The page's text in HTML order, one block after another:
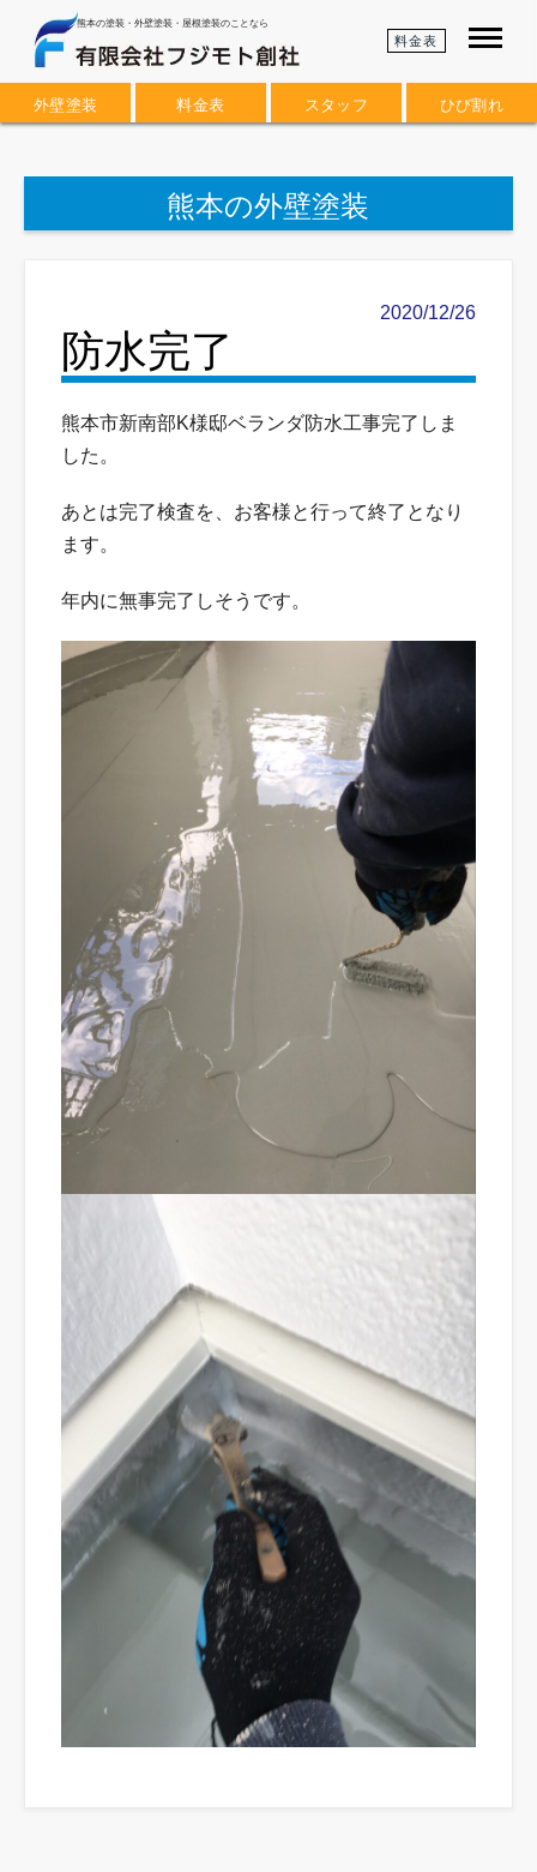
熊本の塗装・外壁塗装・屋根塗装のことなら
料金表
外壁塗装 料金表 スタッフ ひび割れ
熊本の外壁塗装
2020/12/26
防水完了
熊本市新南部K様邸ベランダ防水工事完了しま
した。
あとは完了検査を、お客様と行って終了となり
ます。
年内に無事完了しそうです。